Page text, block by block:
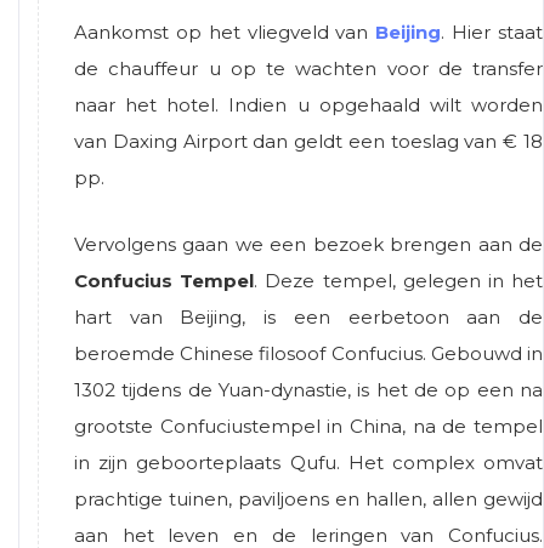
Aankomst op het vliegveld van Beijing. Hier staat
de chauffeur u op te wachten voor de transfer
naar het hotel. Indien u opgehaald wilt worden
van Daxing Airport dan geldt een toeslag van € 18
pp.
Vervolgens gaan we een bezoek brengen aan de
Confucius Tempel. Deze tempel, gelegen in het
hart van Beijing, is een eerbetoon aan de
beroemde Chinese filosoof Confucius. Gebouwd in
1302 tijdens de Yuan-dynastie, is het de op een na
grootste Confuciustempel in China, na de tempel
in zijn geboorteplaats Qufu. Het complex omvat
prachtige tuinen, paviljoens en hallen, allen gewijd
aan het leven en de leringen van Confucius.